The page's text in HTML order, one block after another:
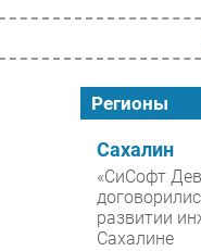
РАЗДЕЛЫ
Новости
Аналитика
Интервью
Регионы
Сахалин
«СиСофт
развитии
Сахалине